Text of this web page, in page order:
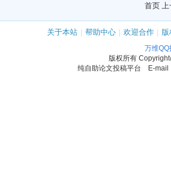
首页 上
关于本站 | 帮助中心 | 欢迎合作 |
万维
版权所有
纯自助论文投稿平台 E-mail